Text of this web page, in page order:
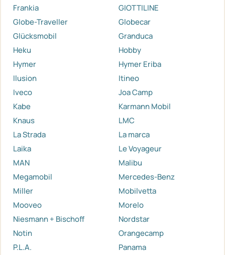
Frankia
GIOTTILINE
Globe-Traveller
Globecar
Glücksmobil
Granduca
Heku
Hobby
Hymer
Hymer Eriba
Ilusion
Itineo
Iveco
Joa Camp
Kabe
Karmann Mobil
Knaus
LMC
La Strada
La marca
Laika
Le Voyageur
MAN
Malibu
Megamobil
Mercedes-Benz
Miller
Mobilvetta
Mooveo
Morelo
Niesmann + Bischoff
Nordstar
Notin
Orangecamp
P.L.A.
Panama